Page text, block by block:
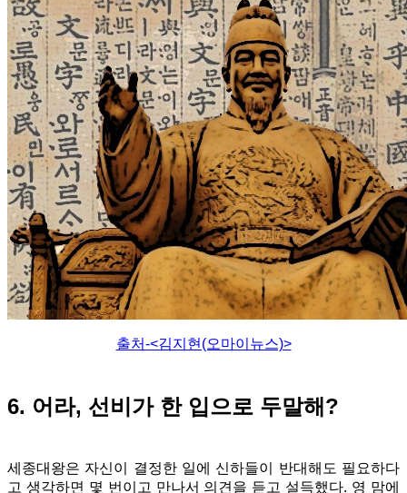
출처-<김지현(오마이뉴스)>
6. 어라, 선비가 한 입으로 두말해?
세종대왕은 자신이 결정한 일에 신하들이 반대해도 필요하다
고 생각하면 몇 번이고 만나서 의견을 듣고 설득했다. 영 맘에